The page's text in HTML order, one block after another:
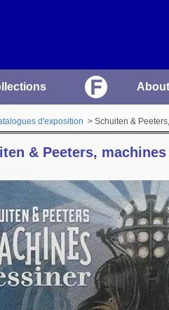
d'exposition > Schuiten &
& Peeters,